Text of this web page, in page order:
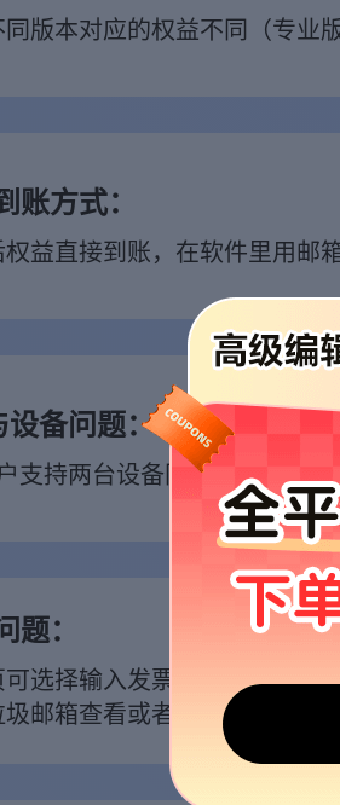
同版本对应的权益不同（专业
账方式：
益直接到账，在软件里用邮
设备问题：
支持两台设备同时使用，若
题：
可选择输入发票信息，发票将
圾邮箱查看或者联系 企业微信